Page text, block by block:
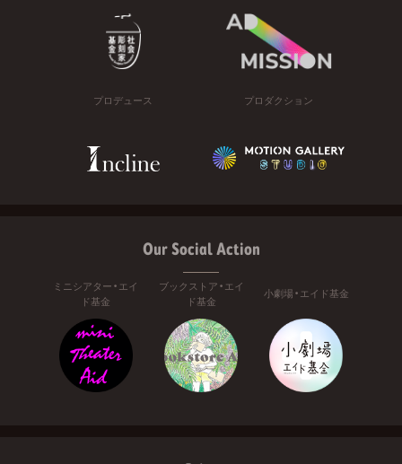
プロデュース プロダクション
Our Social Action
ミニシアター・エイ
ド基金
ブックストア・エイ
ド基金
小劇場・エイド基金